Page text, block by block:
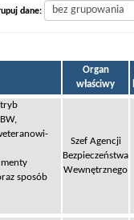
dane:
Organ
właściwy
tryb
sposób
Szef Agencji
Bezpieczeństwa
Wewnętrznego